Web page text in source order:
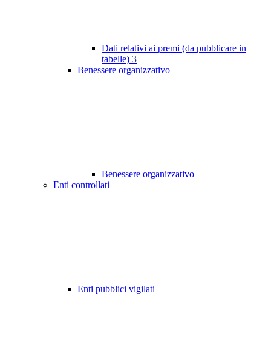
Dati relativi ai premi (da pubblicare in
tabelle) 3
Benessere organizzativo
Benessere organizzativo
Enti controllati
Enti pubblici vigilati